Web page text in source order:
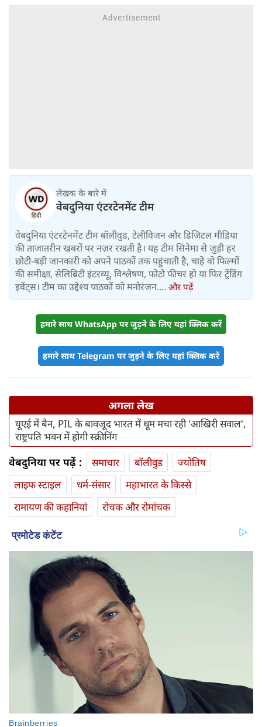
लेखक के बारे में
वेबदुनिया एंटरटेनमेंट टीम
वेबदुनिया एंटरटेनमेंट टीम बॉलीवुड, टेलीविजन और डिजिटल मीडिया
की ताजातरीन खबरों पर नज़र रखती है। यह टीम सिनेमा से जुड़ी हर
छोटी-बड़ी जानकारी को अपने पाठकों तक पहुंचाती है, चाहे वो फिल्मों
की समीक्षा, सेलिब्रिटी इंटरव्यू, विश्लेषण, फोटो फीचर हो या फिर ट्रेंडिंग
इवेंट्स। टीम का उद्देश्य पाठकों को मनोरंजन.... और पढ़ें
हमारे साथ WhatsApp पर जुड़ने के लिए यहां क्लिक करें
हमारे साथ Telegram पर जुड़ने के लिए यहां क्लिक करें
अगला लेख
यूएई में बैन, PIL के बावजूद भारत में धूम मचा रही 'आखिरी सवाल',
राष्ट्रपति भवन में होगी स्क्रीनिंग
वेबदुनिया पर पढ़ें : समाचार बॉलीवुड
ज्योतिष
लाइफ स्‍टाइल
धर्म-संसार
महाभारत के किस्से
रामायण की कहानियां
रोचक और रोमांचक